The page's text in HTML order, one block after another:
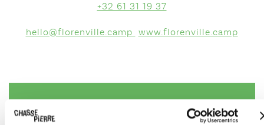
+32 61 31 19 37
hello@florenville.camp www.florenville.camp